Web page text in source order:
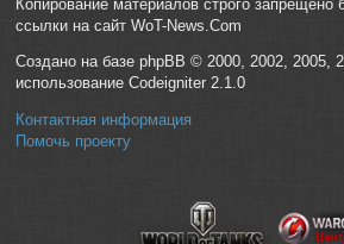
Копирование материалов строго запрещено
ссылки на сайт WoT-News.Com
Создано на базе phpBB © 2000, 2002, 2005,
использование Codeigniter 2.1.0
Контактная информация
Помочь проекту